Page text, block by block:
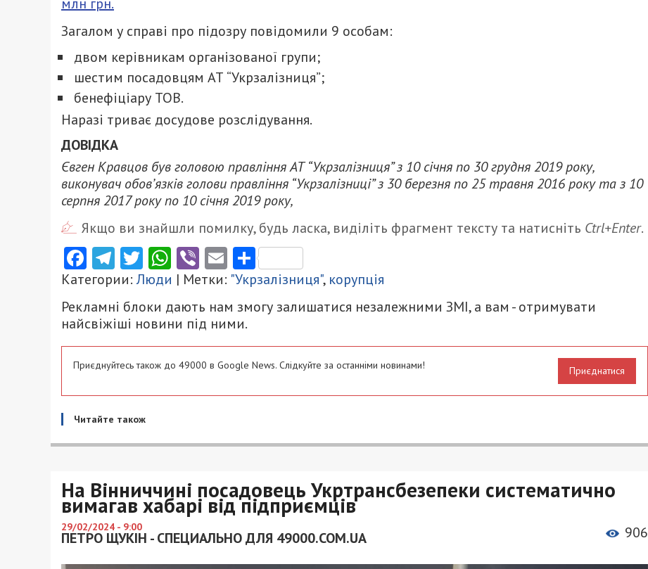
Загалом у справі про підозру повідомили 9 особам:
двом керівникам організованої групи;
шестим посадовцям АТ “Укрзалізниця”;
бенефіціару ТОВ.
Наразі триває досудове розслідування.
ДОВІДКА
Євген Кравцов був головою правління АТ “Укрзалізниця” з 10 січня по 30 грудня 2019 року,
виконувач обов’язків голови правління “Укрзалізниці” з 30 березня по 25 травня 2016 року та з 10
серпня 2017 року по 10 січня 2019 року,
Якщо ви знайшли помилку, будь ласка, виділіть фрагмент тексту та натисніть Ctrl+Enter.
Facebook
Telegram
Twitter
WhatsApp
ViberEmailПоділитися
Категории:Люди | Метки: "Укрзалізниця", корупція
Рекламні блоки дають нам змогу залишатися незалежними ЗМІ, а вам - отримувати
найсвіжіші новини під ними.
Приєднуйтесь також до 49000 в Google News. Слідкуйте за останніми новинами! Приєднатися
Читайте також
На Вінниччині посадовець Укртрансбезепеки систематично
вимагав хабарі від підприємців
29/02/2024 - 9:00
ПЕТРО ЩУКІН - СПЕЦИАЛЬНО ДЛЯ 49000.COM.UA 906